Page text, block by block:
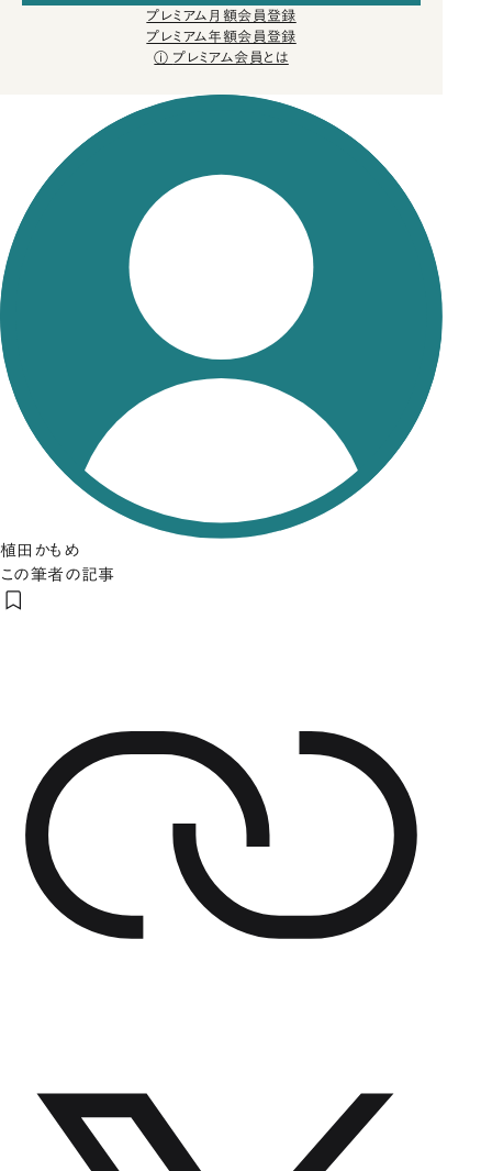
プレミアム月額会員登録
プレミアム年額会員登録
プレミアム会員とは
植田かもめ
この筆者の記事